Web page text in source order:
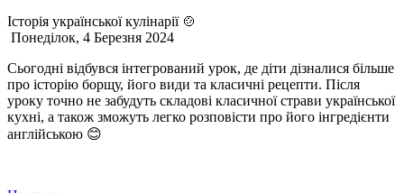
Історія української кулінарії 🍲
Понеділок, 4 Березня 2024
Сьогодні відбувся інтегрований урок, де діти дізналися більше
про історію борщу, його види та класичні рецепти. Після
уроку точно не забудуть складові класичної страви української
кухні, а також зможуть легко розповісти про його інгредієнти
англійською 😊